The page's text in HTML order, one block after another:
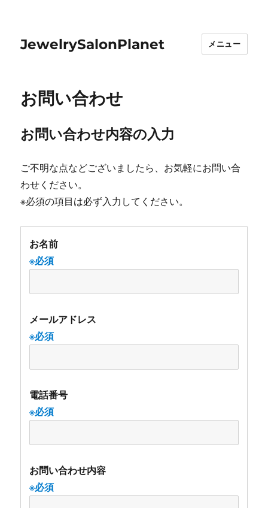
JewelrySalonPlanet メニュー
お問い合わせ
お問い合わせ内容の入力
ご不明な点などございましたら、お気軽にお問い合
わせください。
※必須の項目は必ず入力してください。
お名前
※必須
メールアドレス
※必須
電話番号
※必須
お問い合わせ内容
※必須